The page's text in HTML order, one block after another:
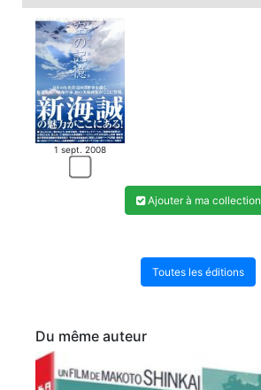
1 sept. 2008
Ajouter à ma collection
Toutes les éditions
Du même auteur